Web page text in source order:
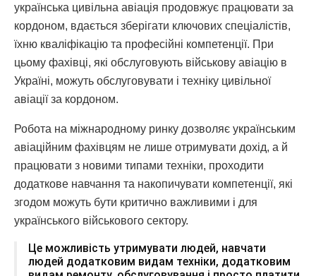
українська цивільна авіація продовжує працювати за
кордоном, вдається зберігати ключових спеціалістів,
їхню кваліфікацію та професійні компетенції. При
цьому фахівці, які обслуговують військову авіацію в
Україні, можуть обслуговувати і техніку цивільної
авіації за кордоном.
Робота на міжнародному ринку дозволяє українським
авіаційним фахівцям не лише отримувати дохід, а й
працювати з новими типами техніки, проходити
додаткове навчання та накопичувати компетенції, які
згодом можуть бути критично важливими і для
українського військового сектору.
Це можливість утримувати людей, навчати
людей додатковим видам техніки, додатковим